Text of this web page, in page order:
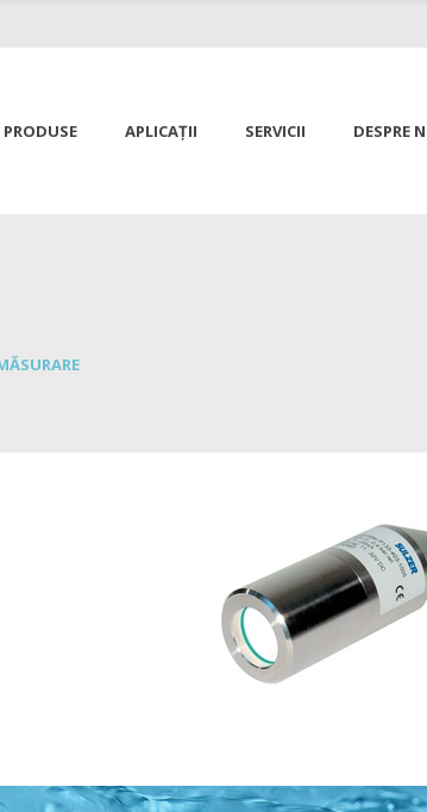
PRODUSE APLICAȚII SERVICII DESPRE